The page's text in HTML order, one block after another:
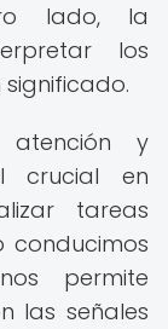
lado, la
los
y
crucial en
tareas
conducimos
permite
las señales